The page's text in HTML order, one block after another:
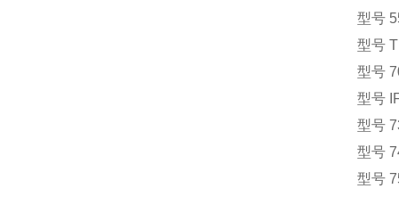
型号
型号
型号
型号
型号
型号
型号